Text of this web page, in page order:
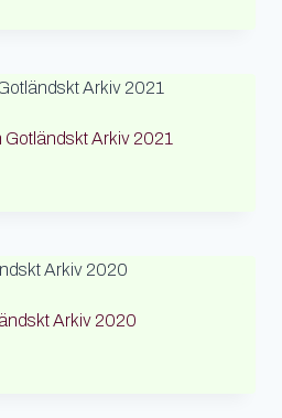
Gotländskt Arkiv 2021
Arkiv 2020